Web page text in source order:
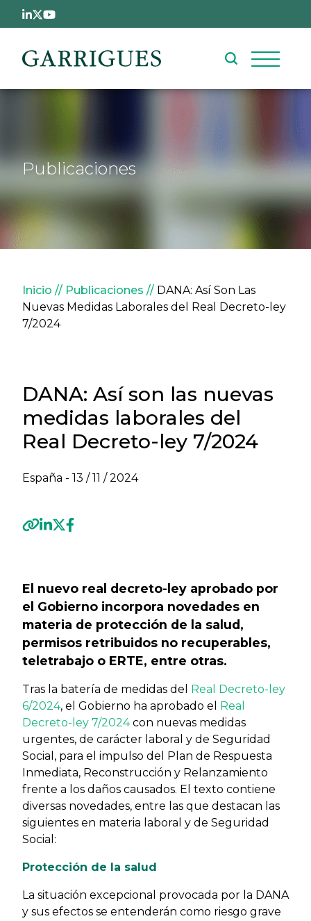
Pasar al contenido principal
Publicaciones
Sobrescribir enlaces de
Inicio Publicaciones
DANA: Así Son Las
Nuevas Medidas Laborales del Real Decreto-ley
7/2024
DANA: Así son las nuevas
medidas laborales del
Real Decreto-ley 7/2024
España - 13 / 11 / 2024
El nuevo real decreto-ley aprobado por
el Gobierno incorpora novedades en
materia de protección de la salud,
permisos retribuidos no recuperables,
teletrabajo o ERTE, entre otras.
Tras la batería de medidas del Real Decreto-ley
6/2024, el Gobierno ha aprobado el Real
Decreto-ley 7/2024con nuevas medidas
urgentes, de carácter laboral y de Seguridad
Social, para el impulso del Plan de Respuesta
Inmediata, Reconstrucción y Relanzamiento
frente a los daños causados. El texto contiene
diversas novedades, entre las que destacan las
siguientes en materia laboral y de Seguridad
Social:
Protección de la salud
La situación excepcional provocada por la DANA
y sus efectos se entenderán como riesgo grave